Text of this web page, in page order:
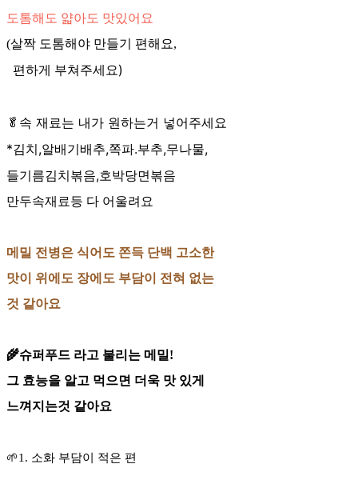
도톰해도 얇아도 맛있어요
(살짝 도톰해야 만들기 편해요,
편하게 부쳐주세요)
🥬속 재료는 내가 원하는거 넣어주세요
*김치,알배기배추,쪽파.부추,무나물,
들기름김치볶음,호박당면볶음
만두속재료등 다 어울려요
메밀 전병은 식어도 쫀득 단백 고소한
맛이 위에도 장에도 부담이 전혀 없는
것 같아요
🌾슈퍼푸드 라고 불리는 메밀!
그 효능을 알고 먹으면 더욱 맛 있게
느껴지는것 같아요
🌱1. 소화 부담이 적은 편